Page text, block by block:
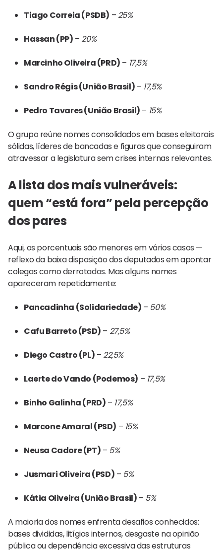
Tiago Correia (PSDB) – 25%
Hassan (PP) – 20%
Marcinho Oliveira (PRD) – 17,5%
Sandro Régis (União Brasil) – 17,5%
Pedro Tavares (União Brasil) – 15%
O grupo reúne nomes consolidados em bases eleitorais
sólidas, líderes de bancadas e figuras que conseguiram
atravessar a legislatura sem crises internas relevantes.
A lista dos mais vulneráveis:
quem “está fora” pela percepção
dos pares
Aqui, os porcentuais são menores em vários casos —
reflexo da baixa disposição dos deputados em apontar
colegas como derrotados. Mas alguns nomes
apareceram repetidamente:
Pancadinha (Solidariedade) – 50%
Cafu Barreto (PSD) – 27,5%
Diego Castro (PL) – 22,5%
Laerte do Vando (Podemos) – 17,5%
Binho Galinha (PRD) – 17,5%
Marcone Amaral (PSD) – 15%
Neusa Cadore (PT) – 5%
Jusmari Oliveira (PSD) – 5%
Kátia Oliveira (União Brasil) – 5%
A maioria dos nomes enfrenta desafios conhecidos:
bases divididas, litígios internos, desgaste na opinião
pública ou dependência excessiva das estruturas